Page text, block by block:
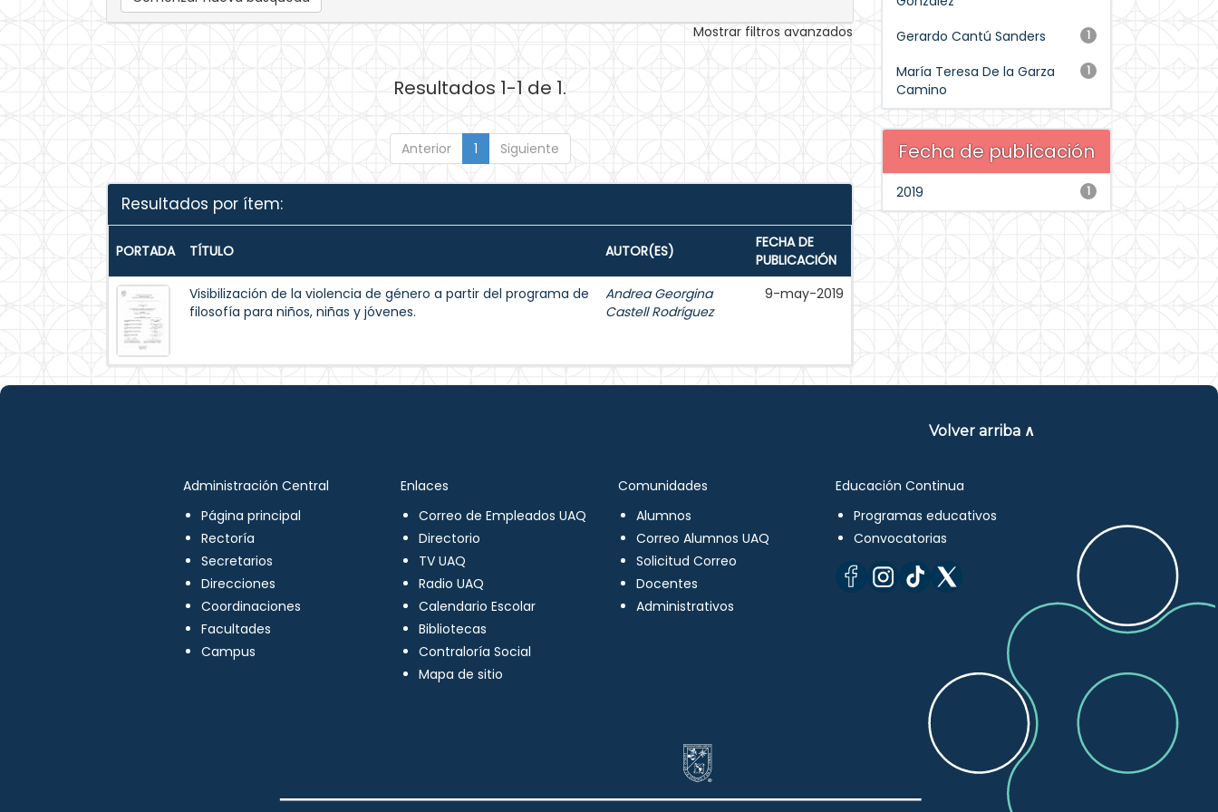
Mostrar filtros avanzados
Resultados 1-1 de 1.
Anterior 1 Siguiente
Resultados por ítem:
PORTADA TÍTULO AUTOR(ES)
FECHA DE
PUBLICACIÓN
Visibilización de la violencia de género a partir del programa de
filosofía para niños, niñas y jóvenes.
Andrea Georgina
Castell Rodríguez
9-may-2019
1
Gerardo Cantú Sanders
1
María Teresa De la Garza
Camino
Fecha de publicación
1
2019
Volver arriba ∧
Administración Central
Página principal
Rectoría
Secretarios
Direcciones
Coordinaciones
Facultades
Campus
Enlaces
Correo de Empleados UAQ
Directorio
TV UAQ
Radio UAQ
Calendario Escolar
Bibliotecas
Contraloría Social
Mapa de sitio
Comunidades
Alumnos
Correo Alumnos UAQ
Solicitud Correo
Docentes
Administrativos
Educación Continua
Programas educativos
Convocatorias